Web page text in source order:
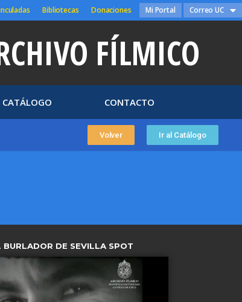
Bibliotecas Donaciones Mi Portal Correo UC
FÍLMICO
CATÁLOGO CONTACTO
Volver Ir al Catálogo
BURLADOR DE SEVILLA SPOT